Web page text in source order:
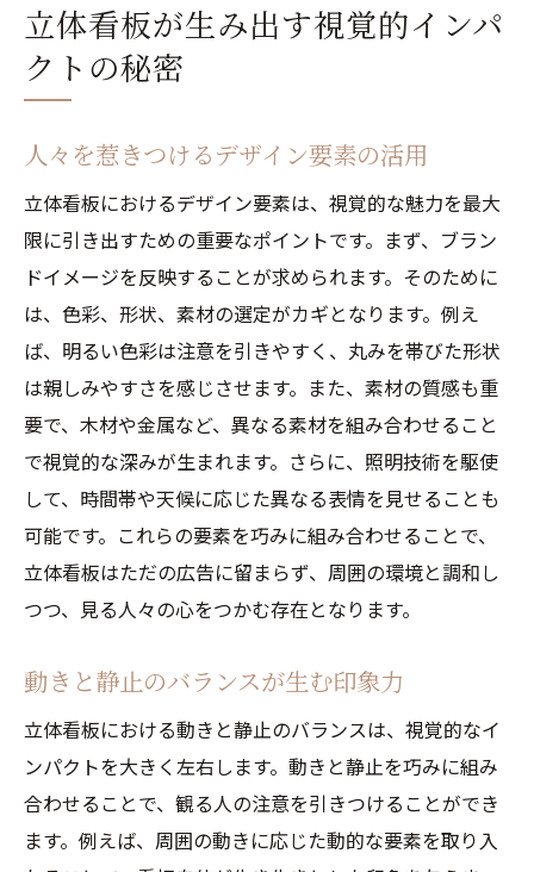
立体看板が生み出す視覚的インパ
クトの秘密
人々を惹きつけるデザイン要素の活用
立体看板におけるデザイン要素は、視覚的な魅力を最大
限に引き出すための重要なポイントです。まず、ブラン
ドイメージを反映することが求められます。そのために
は、色彩、形状、素材の選定がカギとなります。例え
ば、明るい色彩は注意を引きやすく、丸みを帯びた形状
は親しみやすさを感じさせます。また、素材の質感も重
要で、木材や金属など、異なる素材を組み合わせること
で視覚的な深みが生まれます。さらに、照明技術を駆使
して、時間帯や天候に応じた異なる表情を見せることも
可能です。これらの要素を巧みに組み合わせることで、
立体看板はただの広告に留まらず、周囲の環境と調和し
つつ、見る人々の心をつかむ存在となります。
動きと静止のバランスが生む印象力
立体看板における動きと静止のバランスは、視覚的なイ
ンパクトを大きく左右します。動きと静止を巧みに組み
合わせることで、観る人の注意を引きつけることができ
ます。例えば、周囲の動きに応じた動的な要素を取り入